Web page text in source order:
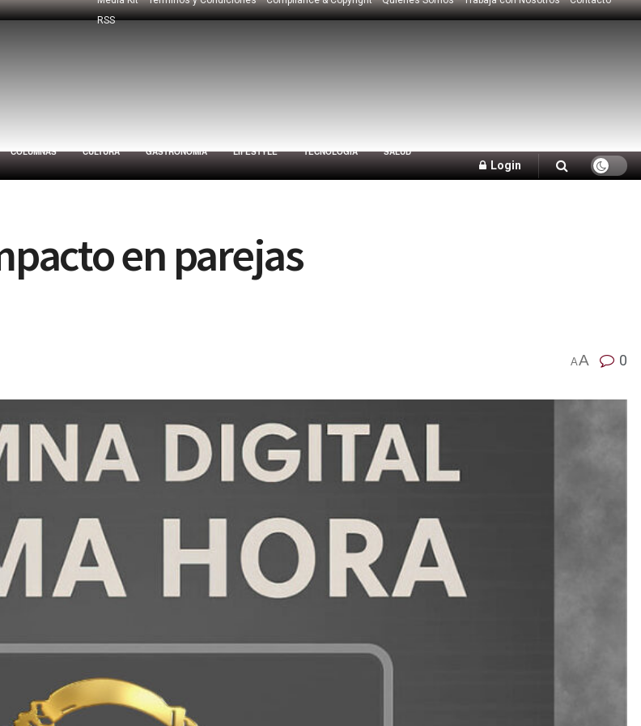
RSS
COLUMNAS CULTURA GASTRONOMÍA LIFESTYLE TECNOLOGÍA SALUD
Login
en parejas
AA 0